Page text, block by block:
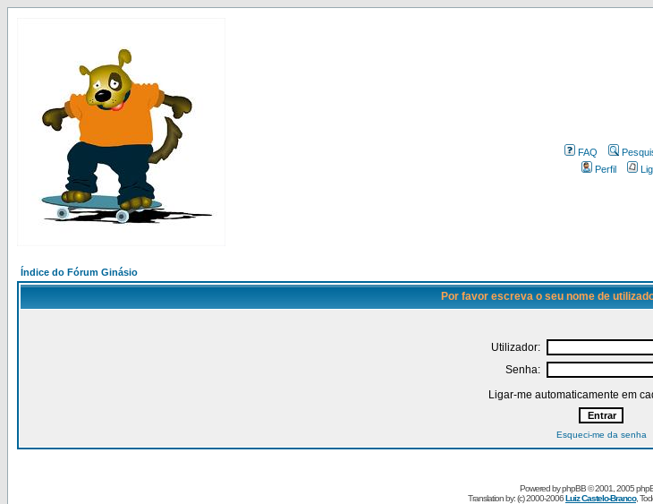
FAQ
Perfil
Índice do Fórum Ginásio
Por favor escreva o seu nome de
Utilizador:
Senha:
Ligar-me automaticamente em
Esqueci-me da senha
Powered byphpBB© 2001, 2005
Translation by: (c) 2000-2006Luiz Castelo-Branco,